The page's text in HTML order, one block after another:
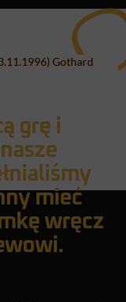
grę i
mieć
wręcz